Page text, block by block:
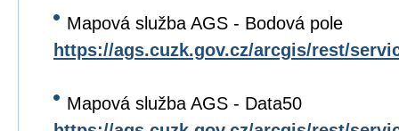
Mapová služba AGS - Bodová pole
https://ags.cuzk.gov.cz/arcgis/rest/
Mapová služba AGS - Data50